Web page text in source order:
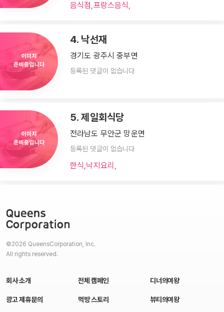
음식점,프랑스음식,
4. 낙선재
경기도 광주시 중부면
등록된 댓글이 없습니다
5. 제일회식당
전라남도 무안군 망운면
등록된 댓글이 없습니다
한식,낙지요리,
©2026 QueensCorporation, Inc.
All rights reserved.
회사 소개
광고 제휴문의
전체 캠페인
먹방 스토리
디너의여왕
뷰티의여왕